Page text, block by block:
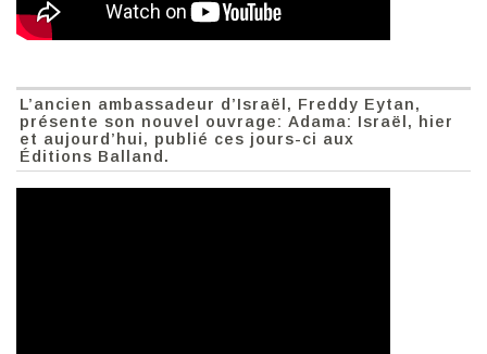
L’ancien ambassadeur d’Israël, Freddy Eytan,
présente son nouvel ouvrage: Adama: Israël, hier
et aujourd’hui, publié ces jours-ci aux
Éditions Balland.